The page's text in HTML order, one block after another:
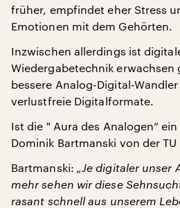
früher, empfindet eher Stress
Emotionen mit dem Gehörten.
Inzwischen allerdings ist
Wiedergabetechnik erwachsen
bessere Analog-Digital-
verlustfreie Digitalformate.
Ist die " Aura des Analogen“
Dominik Bartmanski von der TU
Bartmanski: „Je digitaler unser
mehr sehen wir diese
rasant schnell aus unserem